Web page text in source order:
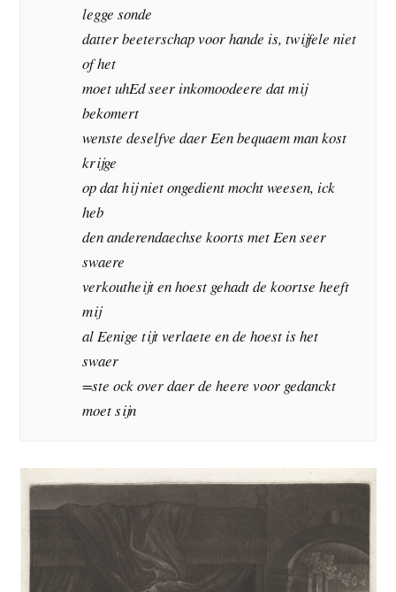
legge sonde
datter beeterschap voor hande is, twijfele niet
of het
moet uhEd seer inkomoodeere dat mij
bekomert
wenste deselfve daer Een bequaem man kost
krijge
op dat hij niet ongedient mocht weesen, ick
heb
den anderendaechse koorts met Een seer
swaere
verkoutheijt en hoest gehadt de koortse heeft
mij
al Eenige tijt verlaete en de hoest is het
swaer
=ste ock over daer de heere voor gedanckt
moet sijn